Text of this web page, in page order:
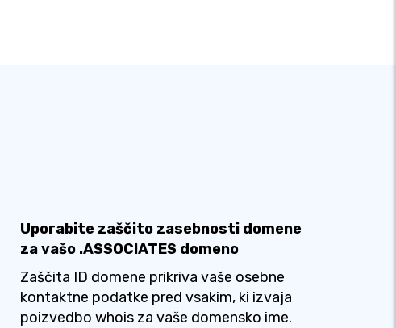
Uporabite zaščito zasebnosti domene
za vašo .ASSOCIATES domeno
Zaščita ID domene prikriva vaše osebne
kontaktne podatke pred vsakim, ki izvaja
poizvedbo whois za vaše domensko ime.